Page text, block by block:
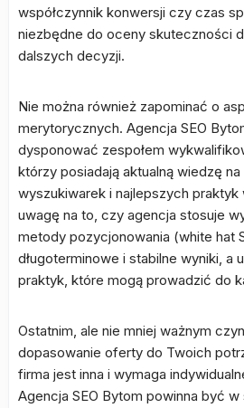
współczynnik konwersji czy czas
niezbędne do oceny skuteczności
dalszych decyzji.
Nie można również zapominać o
merytorycznych. Agencja SEO
dysponować zespołem
którzy posiadają aktualną wiedzę
wyszukiwarek i najlepszych praktyk
uwagę na to, czy agencja stosuje
metody pozycjonowania (white hat
długoterminowe i stabilne wyniki, a
praktyk, które mogą prowadzić do
Ostatnim, ale nie mniej ważnym
dopasowanie oferty do Twoich
firma jest inna i wymaga
Agencja SEO Bytom powinna być